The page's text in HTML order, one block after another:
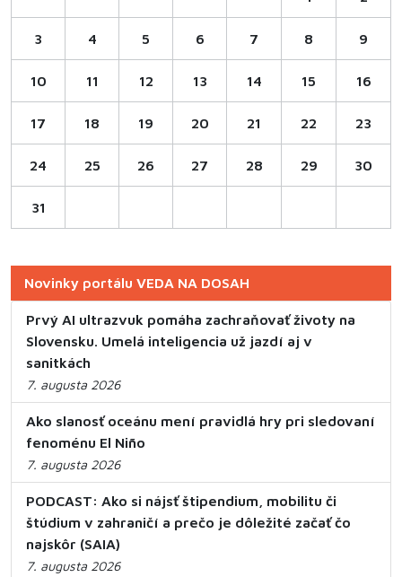
3 4 5 6 7 8 9
10 11 12 13 14 15 16
17 18 19 20 21 22 23
24 25 26 27 28 29 30
31
Novinky portálu VEDA NA DOSAH
Prvý AI ultrazvuk pomáha zachraňovať životy na
Slovensku. Umelá inteligencia už jazdí aj v
sanitkách
7. augusta 2026
Ako slanosť oceánu mení pravidlá hry pri sledovaní
fenoménu El Niño
7. augusta 2026
PODCAST: Ako si nájsť štipendium, mobilitu či
štúdium v zahraničí a prečo je dôležité začať čo
najskôr (SAIA)
7. augusta 2026